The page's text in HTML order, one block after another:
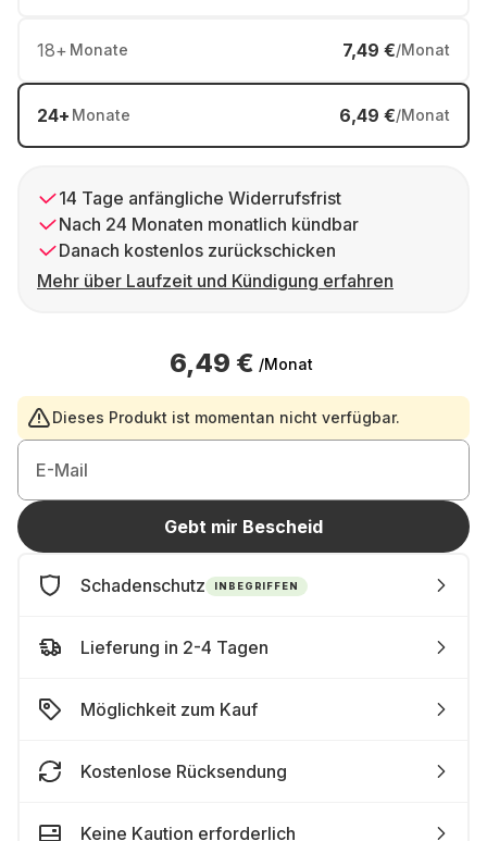
18+ Monate 7,49 €/Monat
24+ Monate 6,49 €/Monat
14 Tage anfängliche Widerrufsfrist
Nach 24 Monaten monatlich kündbar
Danach kostenlos zurückschicken
Mehr über Laufzeit und Kündigung erfahren
6,49 € /Monat
Dieses Produkt ist momentan nicht verfügbar.
E-Mail
Gebt mir Bescheid
Schadenschutz INBEGRIFFEN
Lieferung in 2-4 Tagen
Möglichkeit zum Kauf
Kostenlose Rücksendung
Keine Kaution erforderlich